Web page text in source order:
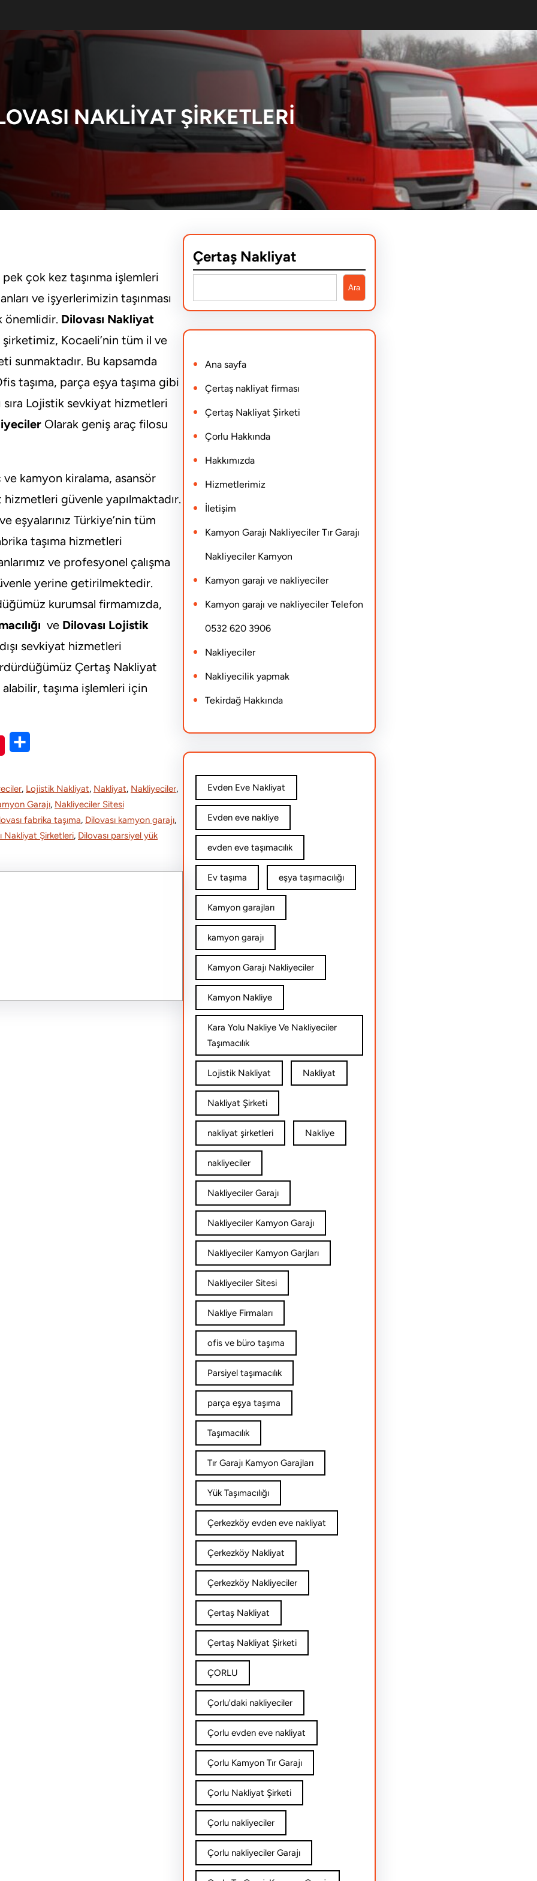
NAKLİYAT ŞİRKETLERİ
çok kez taşınma işlemleri
ve işyerlerimizin taşınması
önemlidir. Dilovası Nakliyat
Kocaeli’nin tüm il ve
sunmaktadır. Bu kapsamda
taşıma, parça eşya taşıma gibi
sıra Lojistik sevkiyat hizmetleri
Olarak geniş araç filosu
kamyon kiralama, asansör
güvenle yapılmaktadır.
eşyalarınız Türkiye’nin tüm
taşıma hizmetleri
ve profesyonel çalışma
yerine getirilmektedir.
kurumsal firmamızda,
ve Dilovası Lojistik
sevkiyat hizmetleri
Çertaş Nakliyat
taşıma işlemleri için
r
e
, Lojistik Nakliyat, Nakliyat, Nakliyeciler
Garajı, Nakliyeciler Sitesi
fabrika taşıma, Dilovası kamyon garajı
Nakliyat Şirketleri, Dilovası parsiyel yük
Çertaş Nakliyat
e
a
c
h
Ara
Ana sayfa
Çertaş nakliyat firması
Çertaş Nakliyat Şirketi
Çorlu Hakkında
Hakkımızda
Hizmetlerimiz
İletişim
Kamyon Garajı Nakliyeciler Tır Garajı
Nakliyeciler Kamyon
Kamyon garajı ve nakliyeciler
Kamyon garajı ve nakliyeciler Telefon
0532 620 3906
Nakliyeciler
Nakliyecilik yapmak
Tekirdağ Hakkında
Evden Eve Nakliyat
Evden eve nakliye
evden eve taşımacılık
Ev taşıma eşya taşımacılığı
Kamyon garajları
kamyon garajı
Kamyon Garajı Nakliyeciler
Kamyon Nakliye
Kara Yolu Nakliye Ve Nakliyeciler
Taşımacılık
Lojistik Nakliyat Nakliyat
Nakliyat Şirketi
nakliyat şirketleri Nakliye
nakliyeciler
Nakliyeciler Garajı
Nakliyeciler Kamyon Garajı
Nakliyeciler Kamyon Garjları
Nakliyeciler Sitesi
Nakliye Firmaları
ofis ve büro taşıma
Parsiyel taşımacılık
parça eşya taşıma
Taşımacılık
Tır Garajı Kamyon Garajları
Yük Taşımacılığı
Çerkezköy evden eve nakliyat
Çerkezköy Nakliyat
Çerkezköy Nakliyeciler
Çertaş Nakliyat
Çertaş Nakliyat Şirketi
ÇORLU
Çorlu'daki nakliyeciler
Çorlu evden eve nakliyat
Çorlu Kamyon Tır Garajı
Çorlu Nakliyat Şirketi
Çorlu nakliyeciler
Çorlu nakliyeciler Garajı